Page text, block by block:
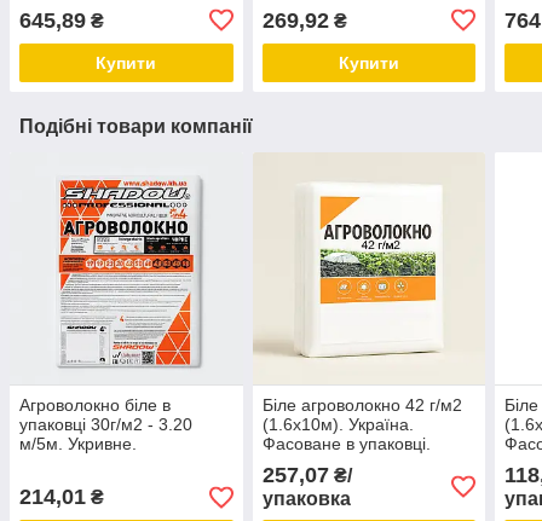
645,89 ₴
Купити
269,92₴
Купити
Подібні товари компанії
Агроволокно біле в
упаковці 30г/м2 - 3.20
м/5м. Укривне.
214,01 ₴
Біле агроволокно 42 г/м2
(1.6х10м). Україна.
Фасоване в упаковці.
Спанбонд для рослин.
257,07₴/
упаковка